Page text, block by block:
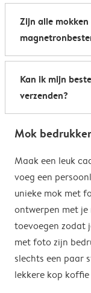
de kantine op
koffiemokken
Al onze foto
cm. De inhoud
Zijn alle
Bijna allemaal.
kunnen zowel in
Heel handig: je
opwarmen en je
gebruiken. De
de hand af te
verrassingseffect
Kan ik mijn
verzenden?
afhankelijk van je
de
eventuele
zoals
zijn niet
contact
om te zien of er
voor je bestelling.
Mok
Maak een leuk
voeg een
unieke mok met
ontwerpen met
toevoegen zodat
met foto zijn
slechts een paar
lekkere kop